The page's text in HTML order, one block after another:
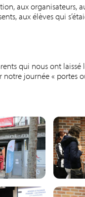
aux organisateurs,
aux élèves qui
qui nous ont laissé
notre journée « portes